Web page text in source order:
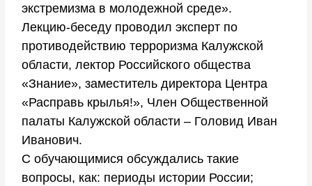
экстремизма в молодежной среде».
Лекцию-беседу проводил эксперт по
противодействию терроризма Калужской
области, лектор Российского общества
«Знание», заместитель директора Центра
«Расправь крылья!», Член Общественной
палаты Калужской области – Головид Иван
Иванович.
С обучающимися обсуждались такие
вопросы, как: периоды истории России;